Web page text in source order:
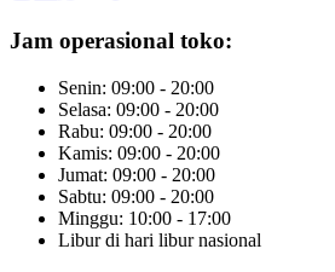
Jam operasional toko:
Senin: 09:00 - 20:00
Selasa: 09:00 - 20:00
Rabu: 09:00 - 20:00
Kamis: 09:00 - 20:00
Jumat: 09:00 - 20:00
Sabtu: 09:00 - 20:00
Minggu: 10:00 - 17:00
Libur di hari libur nasional